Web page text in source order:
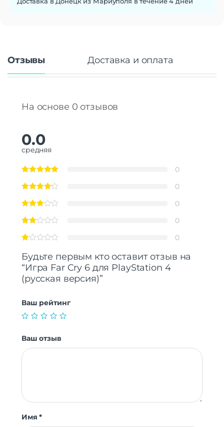
Отзывы Доставка и оплата
На основе 0 отзывов
0.0
средняя
0
0
0
0
0
Будьте первым кто оставит отзыв на
“Игра Far Cry 6 для PlayStation 4
(русская версия)”
Ваш рейтинг
Ваш отзыв
Имя*